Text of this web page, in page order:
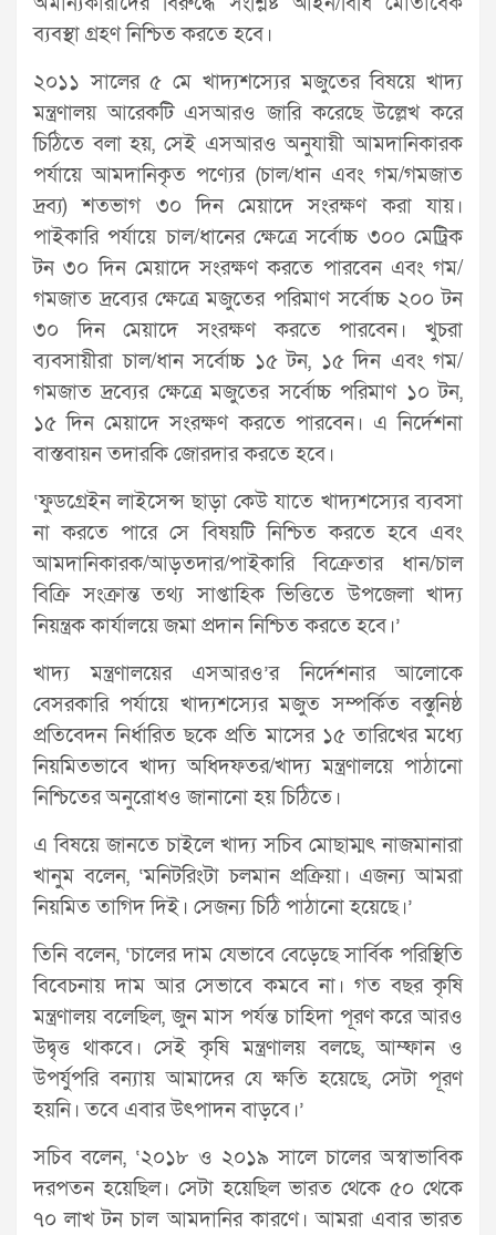
ব্যবস্থা গ্রহণ নিশ্চিত করতে হবে।
২০১১ সালের ৫ মে খাদ্যশস্যের মজুতের বিষয়ে খাদ্য
মন্ত্রণালয় আরেকটি এসআরও জারি করেছে উল্লেখ করে
চিঠিতে বলা হয়, সেই এসআরও অনুযায়ী আমদানিকারক
পর্যায়ে আমদানিকৃত পণ্যের (চাল/ধান এবং গম/গমজাত
দ্রব্য) শতভাগ ৩০ দিন মেয়াদে সংরক্ষণ করা যায়।
পাইকারি পর্যায়ে চাল/ধানের ক্ষেত্রে সর্বোচ্চ ৩০০ মেট্রিক
টন ৩০ দিন মেয়াদে সংরক্ষণ করতে পারবেন এবং গম/
গমজাত দ্রব্যের ক্ষেত্রে মজুতের পরিমাণ সর্বোচ্চ ২০০ টন
৩০ দিন মেয়াদে সংরক্ষণ করতে পারবেন। খুচরা
ব্যবসায়ীরা চাল/ধান সর্বোচ্চ ১৫ টন, ১৫ দিন এবং গম/
গমজাত দ্রব্যের ক্ষেত্রে মজুতের সর্বোচ্চ পরিমাণ ১০ টন,
১৫ দিন মেয়াদে সংরক্ষণ করতে পারবেন। এ নির্দেশনা
বাস্তবায়ন তদারকি জোরদার করতে হবে।
‘ফুডগ্রেইন লাইসেন্স ছাড়া কেউ যাতে খাদ্যশস্যের ব্যবসা
না করতে পারে সে বিষয়টি নিশ্চিত করতে হবে এবং
আমদানিকারক/আড়তদার/পাইকারি বিক্রেতার ধান/চাল
বিক্রি সংক্রান্ত তথ্য সাপ্তাহিক ভিত্তিতে উপজেলা খাদ্য
নিয়ন্ত্রক কার্যালয়ে জমা প্রদান নিশ্চিত করতে হবে।’
খাদ্য মন্ত্রণালয়ের এসআরও’র নির্দেশনার আলোকে
বেসরকারি পর্যায়ে খাদ্যশস্যের মজুত সম্পর্কিত বস্তুনিষ্ঠ
প্রতিবেদন নির্ধারিত ছকে প্রতি মাসের ১৫ তারিখের মধ্যে
নিয়মিতভাবে খাদ্য অধিদফতর/খাদ্য মন্ত্রণালয়ে পাঠানো
নিশ্চিতের অনুরোধও জানানো হয় চিঠিতে।
এ বিষয়ে জানতে চাইলে খাদ্য সচিব মোছাম্মৎ নাজমানারা
খানুম বলেন, ‘মনিটরিংটা চলমান প্রক্রিয়া। এজন্য আমরা
নিয়মিত তাগিদ দিই। সেজন্য চিঠি পাঠানো হয়েছে।’
তিনি বলেন, ‘চালের দাম যেভাবে বেড়েছে সার্বিক পরিস্থিতি
বিবেচনায় দাম আর সেভাবে কমবে না। গত বছর কৃষি
মন্ত্রণালয় বলেছিল, জুন মাস পর্যন্ত চাহিদা পূরণ করে আরও
উদ্বৃত্ত থাকবে। সেই কৃষি মন্ত্রণালয় বলছে, আম্ফান ও
উপর্যুপরি বন্যায় আমাদের যে ক্ষতি হয়েছে, সেটা পূরণ
হয়নি। তবে এবার উৎপাদন বাড়বে।’
সচিব বলেন, ‘২০১৮ ও ২০১৯ সালে চালের অস্বাভাবিক
দরপতন হয়েছিল। সেটা হয়েছিল ভারত থেকে ৫০ থেকে
৭০ লাখ টন চাল আমদানির কারণে। আমরা এবার ভারত